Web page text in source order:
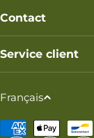
Contact
Service client
L
a
n
Français
Modes